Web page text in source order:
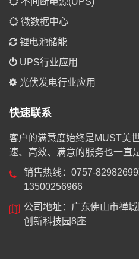
微数据中心
锂电池储能
UPS行业应用
光伏发电行业应用
快速联系
客户的满意度始终是MUST美
速、高效、满意的服务也一直
销售热线：0757-82982699
13500256966
公司地址：广东佛山市禅
创新科技园8座